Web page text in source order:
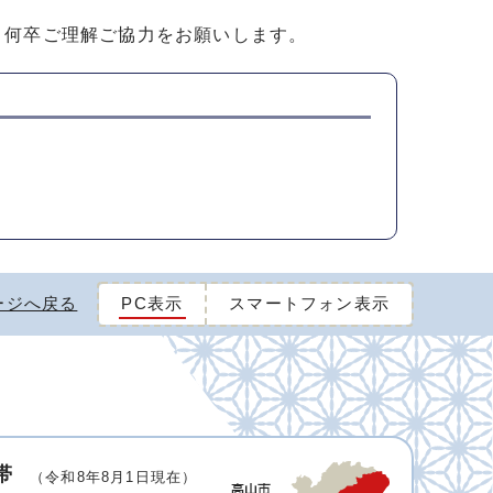
卒ご理解ご協力をお願いします。
へ戻る PC表示 スマートフォン表示
（令和8年8月1日現在）